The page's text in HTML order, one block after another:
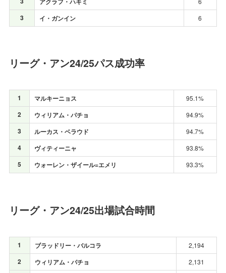
3 イ・ガンイン 6
リーグ・アン24/25パス成功率
1 マルキーニョス 95.1%
2 ウィリアム・パチョ 94.9%
3 ルーカス・ベラウド 94.7%
4 ヴィティーニャ 93.8%
5 ウォーレン・ザイール=エメリ 93.3%
リーグ・アン24/25出場試合時間
1 ブラッドリー・バルコラ 2,194
2 ウィリアム・パチョ 2,131